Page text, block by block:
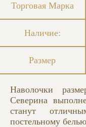
Торговая Марка
Наличие:
Размер
Наволочки
Северина
станут
постельному